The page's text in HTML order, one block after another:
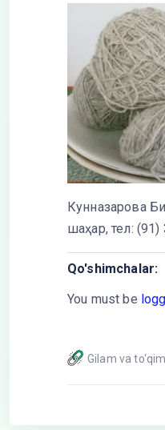
Кунназарова
шаҳар, тел: (91)
Qo'shimchalar:
You must be
Gilam va